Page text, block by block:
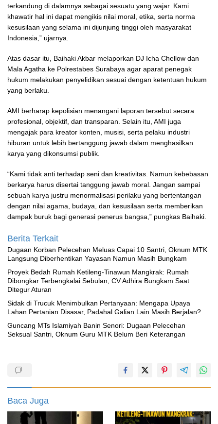
terkandung di dalamnya sebagai sesuatu yang wajar. Kami
khawatir hal ini dapat mengikis nilai moral, etika, serta norma
kesusilaan yang selama ini dijunjung tinggi oleh masyarakat
Indonesia,” ujarnya.
Atas dasar itu, Baihaki Akbar melaporkan DJ Icha Chellow dan
Mala Agatha ke Polrestabes Surabaya agar aparat penegak
hukum melakukan penyelidikan sesuai dengan ketentuan hukum
yang berlaku.
AMI berharap kepolisian menangani laporan tersebut secara
profesional, objektif, dan transparan. Selain itu, AMI juga
mengajak para kreator konten, musisi, serta pelaku industri
hiburan untuk lebih bertanggung jawab dalam menghasilkan
karya yang dikonsumsi publik.
“Kami tidak anti terhadap seni dan kreativitas. Namun kebebasan
berkarya harus disertai tanggung jawab moral. Jangan sampai
sebuah karya justru menormalisasi perilaku yang bertentangan
dengan nilai agama, budaya, dan kesusilaan serta memberikan
dampak buruk bagi generasi penerus bangsa,” pungkas Baihaki.
Berita Terkait
‎Dugaan Korban Pelecehan Meluas Capai 10 Santri, Oknum MTK
Langsung Diberhentikan Yayasan Namun Masih Bungkam
Proyek Bedah Rumah Ketileng-Tinawun Mangkrak: Rumah
Dibongkar Terbengkalai Sebulan, CV Adhira Bungkam Saat
Ditegur Aturan
‎Sidak di Trucuk Menimbulkan Pertanyaan: Mengapa Upaya
Lahan Pertanian Disasar, Padahal Galian Lain Masih Berjalan?
Guncang MTs Islamiyah Banin Senori: Dugaan Pelecehan
Seksual Santri, Oknum Guru MTK Belum Beri Keterangan
Baca Juga